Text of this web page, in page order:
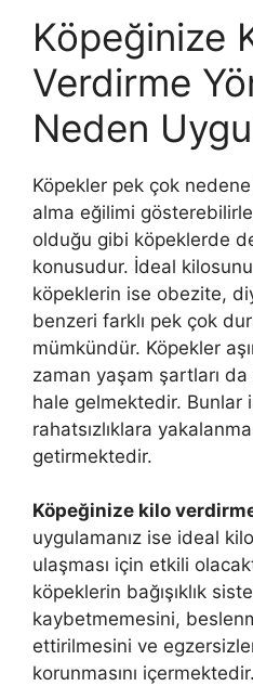
Köpeğinize
Verdirme
Neden
Köpekler pek çok nedene
alma eğilimi
olduğu gibi köpeklerde
konusudur. İdeal
köpeklerin ise obezite,
benzeri farklı pek çok
mümkündür. Köpekler
zaman yaşam şartları
hale gelmektedir. Bunlar
rahatsızlıklara
getirmektedir.
Köpeğinize kilo
uygulamanız ise ideal
ulaşması için etkili
köpeklerin bağışıklık
kaybetmemesini,
ettirilmesini ve
korunmasını